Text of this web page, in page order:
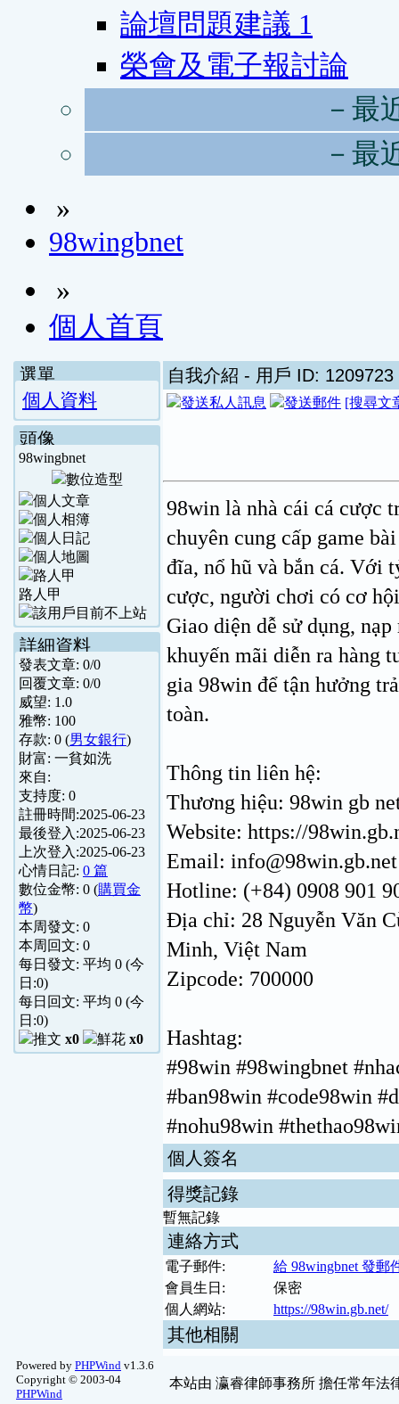
論壇問題建議 1
榮會及電子報討論
－最
－最
»
98wingbnet
»
個人首頁
選單
個人資料
頭像
98wingbnet
路人甲
詳細資料
發表文章: 0/0
回覆文章: 0/0
威望: 1.0
雅幣: 100
存款: 0 (男女銀行)
財富: 一貧如洗
來自:
支持度: 0
註冊時間:2025-06-23
最後登入:2025-06-23
上次登入:2025-06-23
心情日記: 0 篇
數位金幣: 0 (購買金
幣)
本周發文: 0
本周回文: 0
每日發文: 平均 0 (今
日:0)
每日回文: 平均 0 (今
日:0)
x0
x0
自我介紹 - 用戶 ID: 1209723
[搜尋文
98win là nhà cái cá cược
chuyên cung cấp game
đĩa, nổ hũ và bắn cá. Với
cược, người chơi có cơ
Giao diện dễ sử dụng,
khuyến mãi diễn ra hàng
gia 98win để tận hưởng
toàn.
Thông tin liên hệ:
Thương hiệu: 98win gb
Website: https://
Email: info@98win.gb.net
Hotline: (+84) 0908 901
Địa chỉ: 28 Nguyễn Văn
Minh, Việt Nam
Zipcode: 700000
Hashtag:
#98win #98wingbnet
#ban98win #code98win
#nohu98win
個人簽名
得獎記錄
暫無記錄
連絡方式
電子郵件:
給 98wingbnet 發郵
會員生日:
保密
個人網站:
https://98win.gb.net/
其他相關
Powered by PHPWind v1.3.6
Copyright © 2003-04
PHPWind
本站由 瀛睿律師事務所 擔任常年法